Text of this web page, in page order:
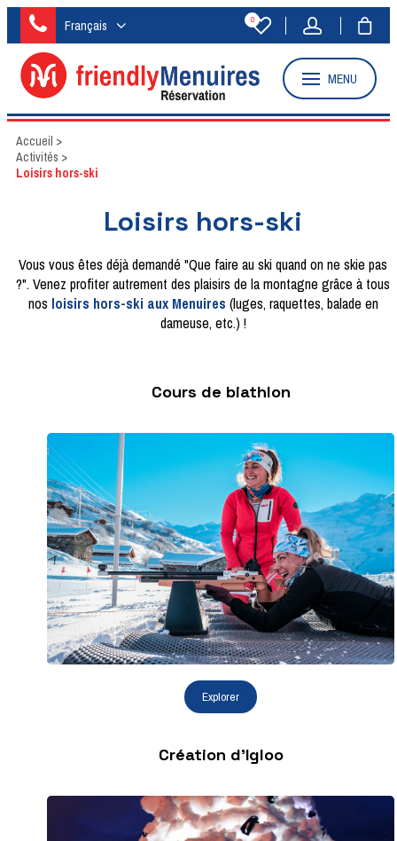
Français 0
MENU
Accueil >
Activités >
Loisirs hors-ski
Loisirs hors-ski
Vous vous êtes déjà demandé "Que faire au ski quand on ne skie pas
?". Venez profiter autrement des plaisirs de la montagne grâce à tous
nos loisirs hors-ski aux Menuires (luges, raquettes, balade en
dameuse, etc.) !
Cours de biathlon
Création d'Igloo